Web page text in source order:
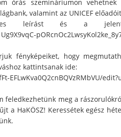
órás szemináriumon
valamint az UNICEF
leírást és a
fényképeiket, hogy
kattintsanak ide:
EFLwKva0Q2cnBQVzRMbVU/
feledkezhetünk meg a
a HaKÖSZ! Keressétek egész